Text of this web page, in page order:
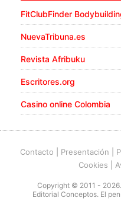
FitClubFinder
NuevaTribuna.es
Revista Afribuku
Escritores.org
Casino online Colombia
Contacto Presentación
Cookies
Copyright © 2011 -
Editorial Conceptos. El